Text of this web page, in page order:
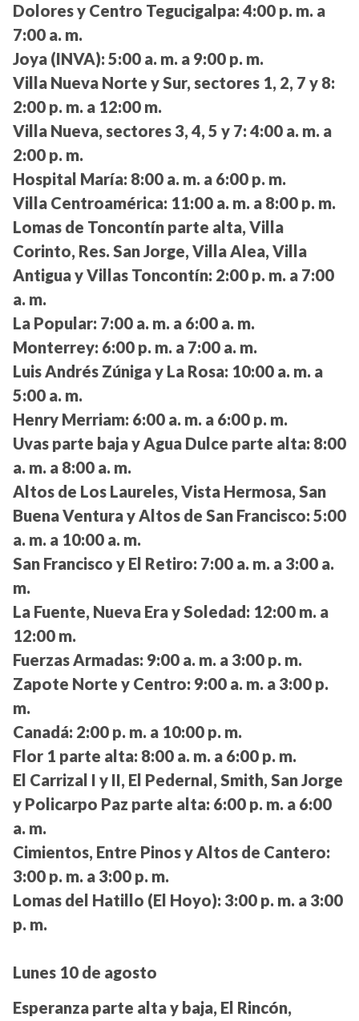
Dolores y Centro Tegucigalpa: 4:00 p. m. a
7:00 a. m.
Joya (INVA): 5:00 a. m. a 9:00 p. m.
Villa Nueva Norte y Sur, sectores 1, 2, 7 y 8:
2:00 p. m. a 12:00 m.
Villa Nueva, sectores 3, 4, 5 y 7: 4:00 a. m. a
2:00 p. m.
Hospital María: 8:00 a. m. a 6:00 p. m.
Villa Centroamérica: 11:00 a. m. a 8:00 p. m.
Lomas de Toncontín parte alta, Villa
Corinto, Res. San Jorge, Villa Alea, Villa
Antigua y Villas Toncontín: 2:00 p. m. a 7:00
a. m.
La Popular: 7:00 a. m. a 6:00 a. m.
Monterrey: 6:00 p. m. a 7:00 a. m.
Luis Andrés Zúniga y La Rosa: 10:00 a. m. a
5:00 a. m.
Henry Merriam: 6:00 a. m. a 6:00 p. m.
Uvas parte baja y Agua Dulce parte alta: 8:00
a. m. a 8:00 a. m.
Altos de Los Laureles, Vista Hermosa, San
Buena Ventura y Altos de San Francisco: 5:00
a. m. a 10:00 a. m.
San Francisco y El Retiro: 7:00 a. m. a 3:00 a.
m.
La Fuente, Nueva Era y Soledad: 12:00 m. a
12:00 m.
Fuerzas Armadas: 9:00 a. m. a 3:00 p. m.
Zapote Norte y Centro: 9:00 a. m. a 3:00 p.
m.
Canadá: 2:00 p. m. a 10:00 p. m.
Flor 1 parte alta: 8:00 a. m. a 6:00 p. m.
El Carrizal I y II, El Pedernal, Smith, San Jorge
y Policarpo Paz parte alta: 6:00 p. m. a 6:00
a. m.
Cimientos, Entre Pinos y Altos de Cantero:
3:00 p. m. a 3:00 p. m.
Lomas del Hatillo (El Hoyo): 3:00 p. m. a 3:00
p. m.
Lunes 10 de agosto
Esperanza parte alta y baja, El Rincón,